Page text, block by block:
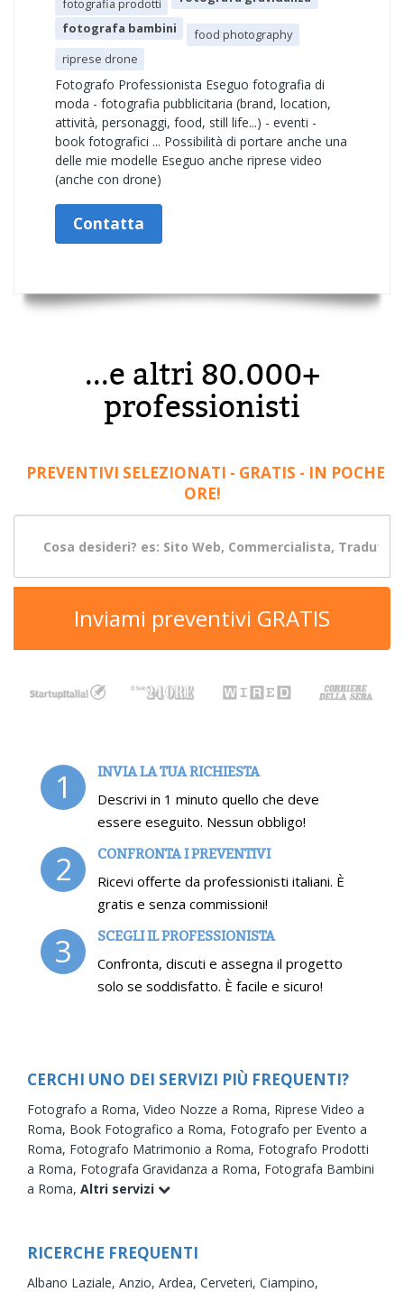
fotografia prodotti
fotografa bambini
food photography
riprese drone
Fotografo Professionista Eseguo fotografia di
moda - fotografia pubblicitaria (brand, location,
attività, personaggi, food, still life...) - eventi -
book fotografici ... Possibilità di portare anche una
delle mie modelle Eseguo anche riprese video
(anche con drone)
Contatta
...e altri 80.000+
professionisti
PREVENTIVI SELEZIONATI - GRATIS - IN POCHE
ORE!
Inviami preventivi GRATIS
1 INVIA LA TUA RICHIESTA
Descrivi in 1 minuto quello che deve
essere eseguito. Nessun obbligo!
2 CONFRONTA I PREVENTIVI
Ricevi offerte da professionisti italiani. È
gratis e senza commissioni!
3 SCEGLI IL PROFESSIONISTA
Confronta, discuti e assegna il progetto
solo se soddisfatto. È facile e sicuro!
CERCHI UNO DEI SERVIZI PIÙ FREQUENTI?
Fotografo a Roma, Video Nozze a Roma, Riprese Video a
Roma, Book Fotografico a Roma, Fotografo per Evento a
Roma, Fotografo Matrimonio a Roma, Fotografo Prodotti
a Roma, Fotografa Gravidanza a Roma, Fotografa Bambini
a Roma, Altri servizi
RICERCHE FREQUENTI
Albano Laziale, Anzio, Ardea, Cerveteri, Ciampino,